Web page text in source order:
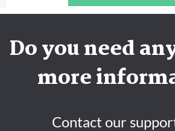
Do you need
more
Contact our